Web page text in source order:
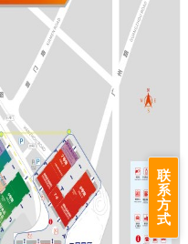
联
系
方
式